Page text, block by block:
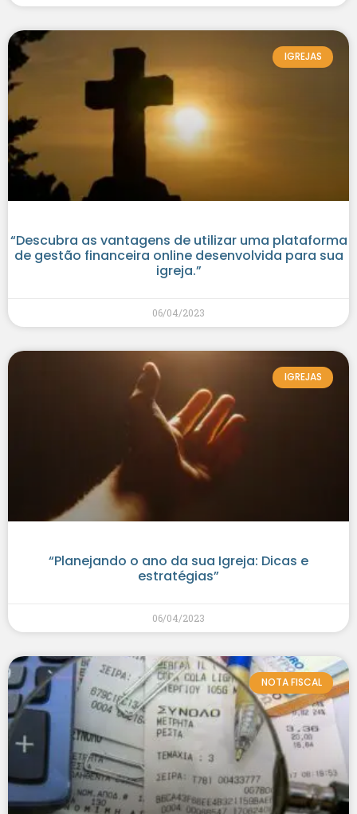
IGREJAS
“Descubra as vantagens de utilizar uma plataforma
de gestão financeira online desenvolvida para sua
igreja.”
06/04/2023
IGREJAS
“Planejando o ano da sua Igreja: Dicas e
estratégias”
06/04/2023
NOTA FISCAL